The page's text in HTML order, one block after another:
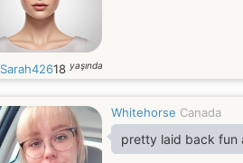
Sarah42618 yaşında
Whitehorse Canada